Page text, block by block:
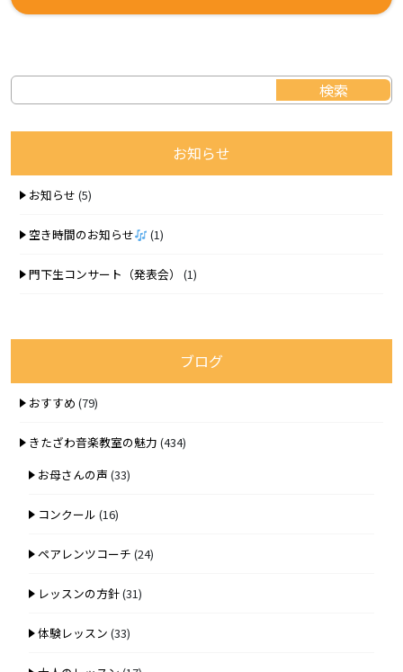
お知らせ
お知らせ (5)
空き時間のお知らせ (1)
門下生コンサート（発表会） (1)
ブログ
おすすめ (79)
きたざわ音楽教室の魅力 (434)
お母さんの声 (33)
コンクール (16)
ペアレンツコーチ (24)
レッスンの方針(31)
体験レッスン (33)